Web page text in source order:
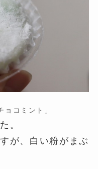
ョコミント」
。
が、白い粉がまぶ